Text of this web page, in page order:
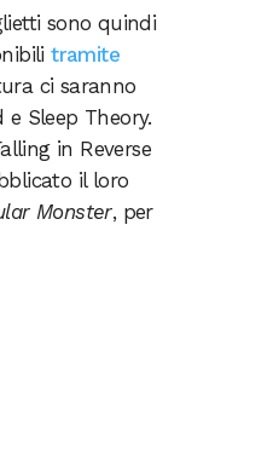
sono quindi
tramite
ci saranno
Sleep Theory.
in Reverse
il loro
Monster, per